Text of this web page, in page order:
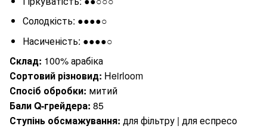
Солодкість: ●●●●○
Насиченість: ●●●●○
Склад: 100% арабіка
Сортовий різновид: Heirloom
Спосіб обробки: митий
Бали Q-грейдера: 85
Ступінь обсмажування: для фільтру | для еспресо